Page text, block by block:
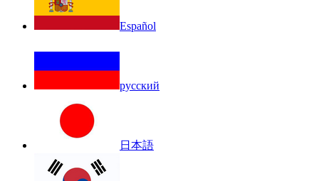
Español
русский
日本語